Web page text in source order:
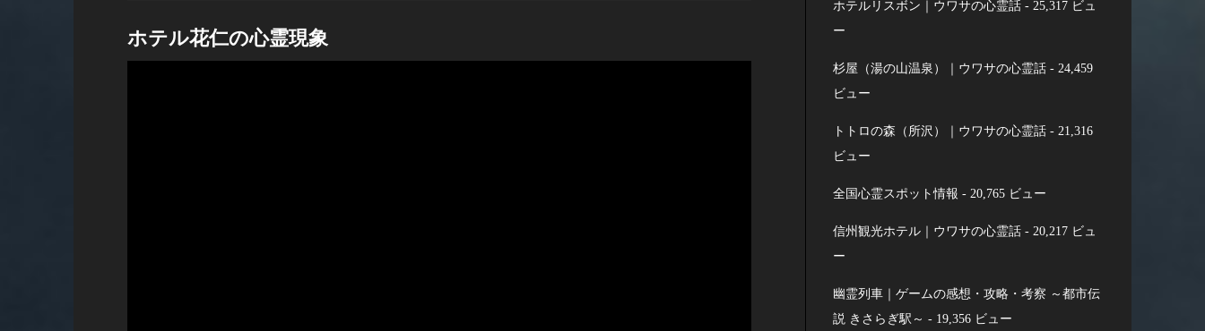
ホテル花仁の心霊現象
ホテルリスボン｜ウワサの心霊話 - 25,317 ビュ
ー
杉屋（湯の山温泉）｜ウワサの心霊話 - 24,459
ビュー
トトロの森（所沢）｜ウワサの心霊話 - 21,316
ビュー
全国心霊スポット情報 - 20,765 ビュー
信州観光ホテル｜ウワサの心霊話 - 20,217 ビュ
ー
幽霊列車｜ゲームの感想・攻略・考察 ～都市伝
説 きさらぎ駅～ - 19,356 ビュー